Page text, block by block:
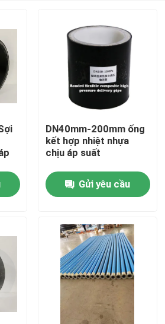
DN40mm-200mm ống
kết hợp nhiệt nhựa
chịu áp suất
Gửi yêu cầu